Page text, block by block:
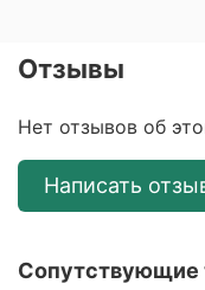
Отзывы
Нет отзывов об
Написать
Сопутствующие